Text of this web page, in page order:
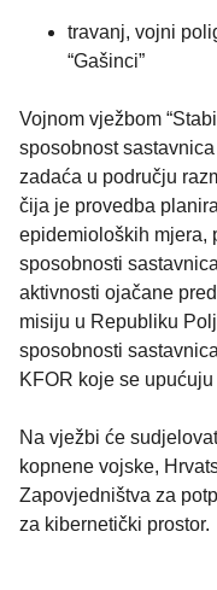
travanj, vojni
“Gašinci”
Vojnom vježbom
sposobnost
zadaća u području
čija je provedba
epidemioloških mjera,
sposobnosti
aktivnosti ojačane
misiju u Republiku
sposobnosti
KFOR koje se
Na vježbi će
kopnene vojske,
Zapovjedništva za
za kibernetički prostor.